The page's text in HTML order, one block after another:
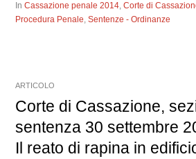
InCassazione penale 2014,Corte di
Procedura Penale,Sentenze - Ordinanze
ARTICOLO
Corte di Cassazione,
sentenza 30 settembre
Il reato di rapina in